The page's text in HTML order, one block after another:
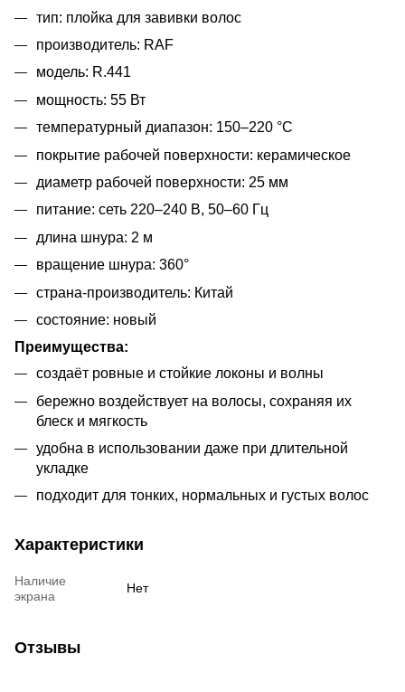
тип: плойка для завивки волос
производитель: RAF
модель: R.441
мощность: 55 Вт
температурный диапазон: 150–220 °C
покрытие рабочей поверхности: керамическое
диаметр рабочей поверхности: 25 мм
питание: сеть 220–240 В, 50–60 Гц
длина шнура: 2 м
вращение шнура: 360°
страна-производитель: Китай
состояние: новый
Преимущества:
создаёт ровные и стойкие локоны и волны
бережно воздействует на волосы, сохраняя их
блеск и мягкость
удобна в использовании даже при длительной
укладке
подходит для тонких, нормальных и густых волос
Характеристики
Наличие
экрана
Нет
Отзывы